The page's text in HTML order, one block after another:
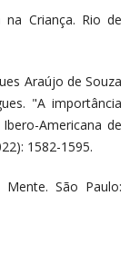
na Criança. Rio de
Araújo de Souza
"A importância
Americana de
1582-1595.
Mente. São Paulo: